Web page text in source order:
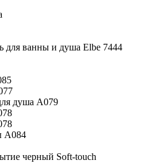
для ванны и душа Elbe 7444
душа A079
A084
черный Soft-touch